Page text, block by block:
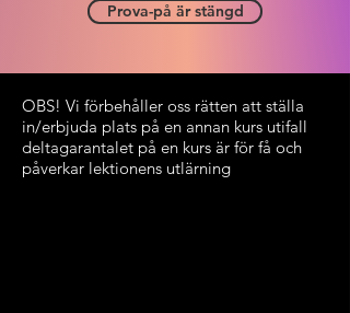
Prova-på är stängd
OBS! Vi förbehåller oss rätten att ställa
in/erbjuda plats på en annan kurs utifall
deltagarantalet på en kurs är för få och
påverkar lektionens utlärning